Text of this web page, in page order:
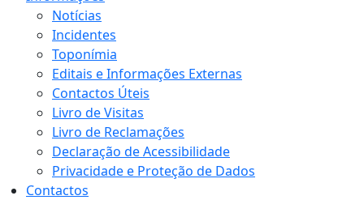
Notícias
Incidentes
Toponímia
Editais e Informações Externas
Contactos Úteis
Livro de Visitas
Livro de Reclamações
Declaração de Acessibilidade
Privacidade e Proteção de Dados
Contactos